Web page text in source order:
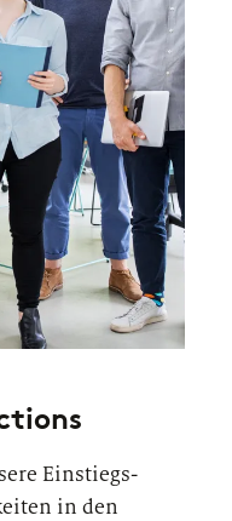
Einstiegs-
in den